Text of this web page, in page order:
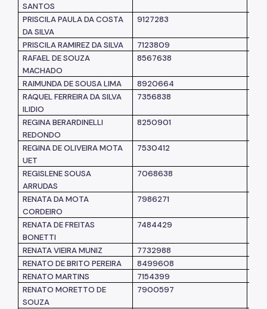
SANTOS
PRISCILA PAULA DA COSTA
DA SILVA
9127283
PRISCILA RAMIREZ DA SILVA 7123809
RAFAEL DE SOUZA
MACHADO
8567638
RAIMUNDA DE SOUSA LIMA 8920664
RAQUEL FERREIRA DA SILVA
ILIDIO
7356838
REGINA BERARDINELLI
REDONDO
8250901
REGINA DE OLIVEIRA MOTA
UET
7530412
REGISLENE SOUSA
ARRUDAS
7068638
RENATA DA MOTA
CORDEIRO
7986271
RENATA DE FREITAS
BONETTI
7484429
RENATA VIEIRA MUNIZ 7732988
RENATO DE BRITO PEREIRA
8499608
RENATO MARTINS
7154399
RENATO MORETTO DE
SOUZA
7900597